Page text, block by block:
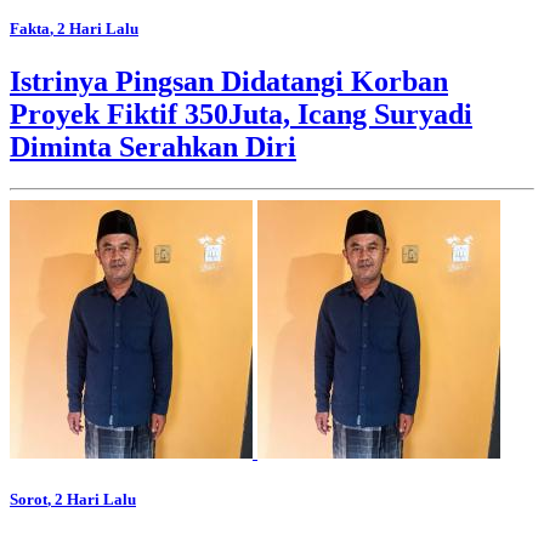
Fakta, 2 Hari Lalu
Istrinya Pingsan Didatangi Korban
Proyek Fiktif 350Juta, Icang Suryadi
Diminta Serahkan Diri
Sorot, 2 Hari Lalu